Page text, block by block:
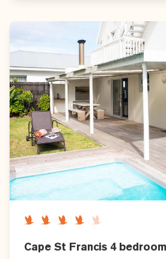
Cape St Francis 4